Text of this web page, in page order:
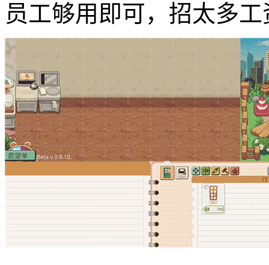
员工够用即可，招太多